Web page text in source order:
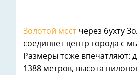
Золотой мост через бухту
соединяет центр города с
Размеры тоже впечатляют:
1388 метров, высота